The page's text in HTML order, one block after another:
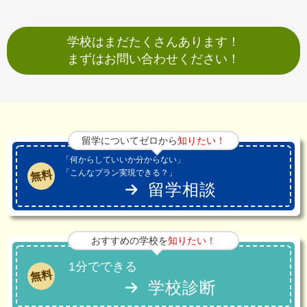
学校はまだたくさんあります！
まずはお問い合わせください！
留学についてゼロから知りたい！
無料
「何からしていいか分からない」
「こんなプラン実現できる？」
留学相談
おすすめの学校を知りたい！
無料
1分でできる
学校診断